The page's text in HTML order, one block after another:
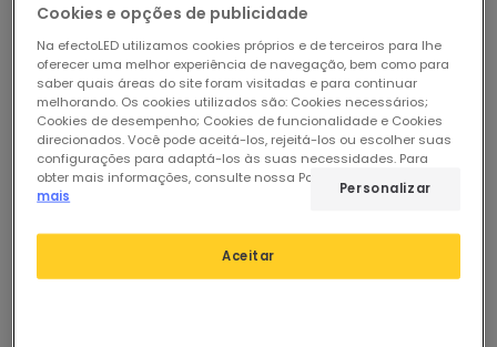
Temos de saber que um LED é um dispositivo
semicondutor que emite luz no espectro
visível quando recebe tensão entre as suas
duas extremidades.Se aplicarmos uma tensão
positiva entre as duas extremidades, esta torna-
se positivamente polarizada e isto é quando a luz
é emitida. Mas como é que um LED é alimentado?
O que é um driver LED e
porque é tão importante?
Cookies e opções de publicidade
Na efectoLED utilizamos cookies próprios e de terceiros para lhe
oferecer uma melhor experiência de navegação, bem como para
saber quais áreas do site foram visitadas e para continuar
melhorando. Os cookies utilizados são: Cookies necessários;
Cookies de desempenho; Cookies de funcionalidade e Cookies
direcionados. Você pode aceitá-los, rejeitá-los ou escolher suas
configurações para adaptá-los às suas necessidades. Para
obter mais informações, consulte nossa Política de Cookies.
mais
Aceitar
Personalizar